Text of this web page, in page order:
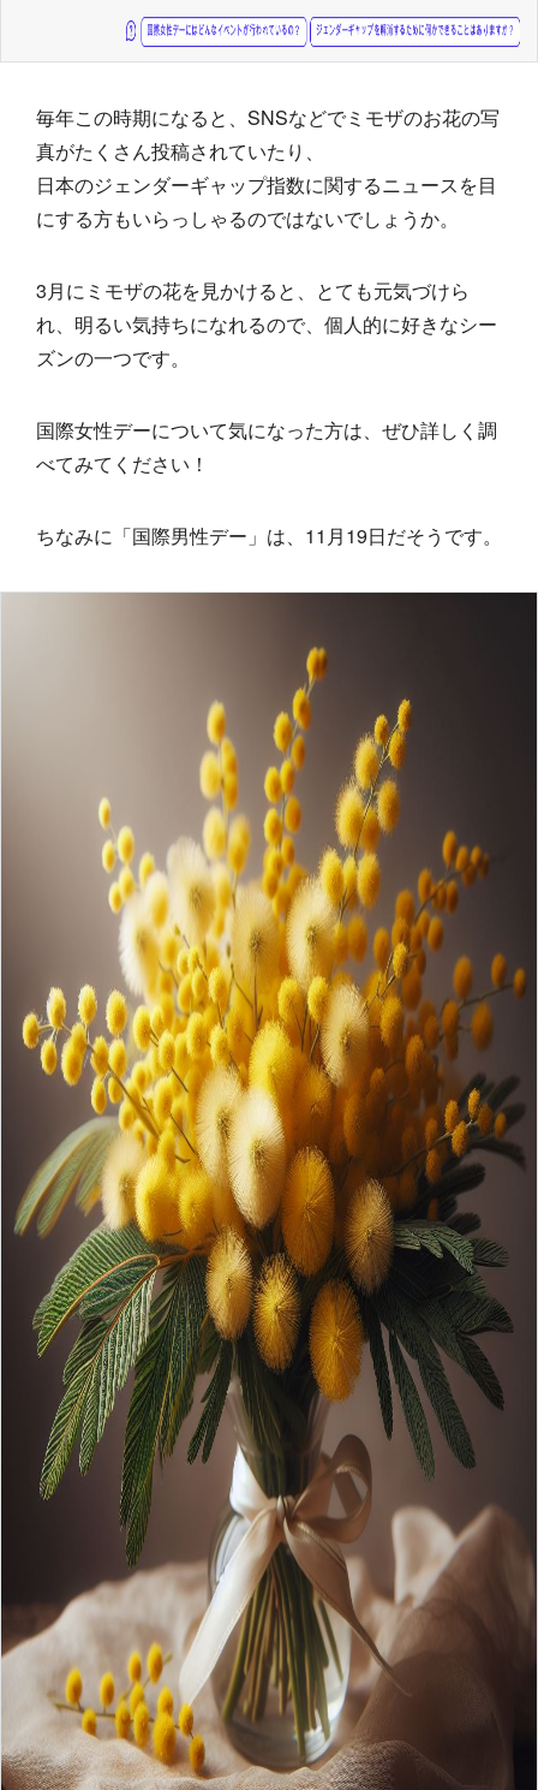
毎年この時期になると、SNSなどでミモザのお花の写
真がたくさん投稿されていたり、
日本のジェンダーギャップ指数に関するニュースを目
にする方もいらっしゃるのではないでしょうか。
3月にミモザの花を見かけると、とても元気づけら
れ、明るい気持ちになれるので、個人的に好きなシー
ズンの一つです。
国際女性デーについて気になった方は、ぜひ詳しく調
べてみてください！
ちなみに「国際男性デー」は、11月19日だそうです。